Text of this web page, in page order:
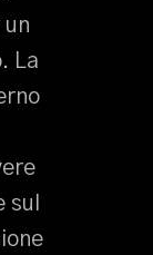
La
sul